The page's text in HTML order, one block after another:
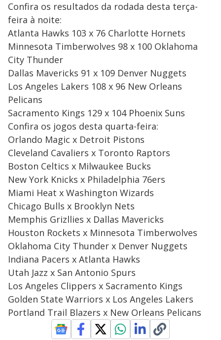
Confira os resultados da rodada desta terça-
feira à noite:
Atlanta Hawks 103 x 76 Charlotte Hornets
Minnesota Timberwolves 98 x 100 Oklahoma
City Thunder
Dallas Mavericks 91 x 109 Denver Nuggets
Los Angeles Lakers 108 x 96 New Orleans
Pelicans
Sacramento Kings 129 x 104 Phoenix Suns
Confira os jogos desta quarta-feira:
Orlando Magic x Detroit Pistons
Cleveland Cavaliers x Toronto Raptors
Boston Celtics x Milwaukee Bucks
New York Knicks x Philadelphia 76ers
Miami Heat x Washington Wizards
Chicago Bulls x Brooklyn Nets
Memphis Grizllies x Dallas Mavericks
Houston Rockets x Minnesota Timberwolves
Oklahoma City Thunder x Denver Nuggets
Indiana Pacers x Atlanta Hawks
Utah Jazz x San Antonio Spurs
Los Angeles Clippers x Sacramento Kings
Golden State Warriors x Los Angeles Lakers
Portland Trail Blazers x New Orleans Pelicans